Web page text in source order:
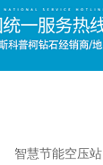
智慧节能空压站